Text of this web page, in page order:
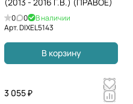
0 0
В наличии
Арт.DIXEL5143
В корзину
3 055 ₽